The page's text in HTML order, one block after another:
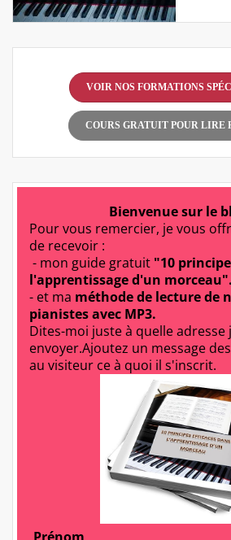
VOIR NOS FORMATIONS
COURS GRATUIT POUR LIRE